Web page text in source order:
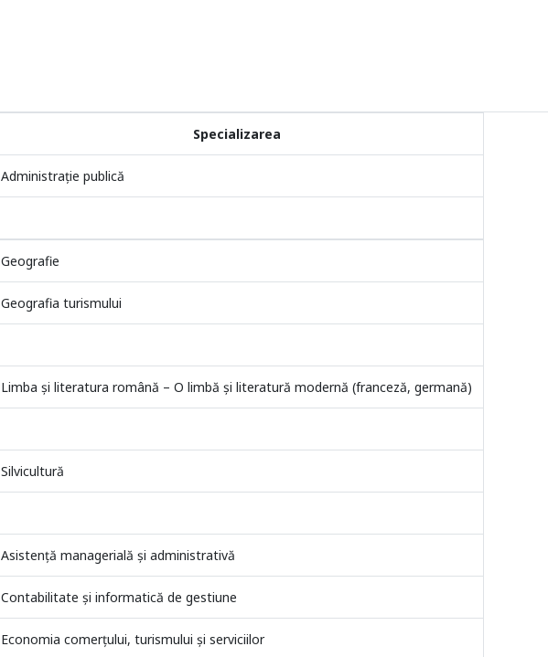
Specializarea
Administraţie publică
Geografie
Geografia turismului
Limba şi literatura română – O limbă şi literatură modernă (franceză, germană)
Silvicultură
Asistenţă managerială şi administrativă
Contabilitate şi informatică de gestiune
Economia comerțului, turismului și serviciilor